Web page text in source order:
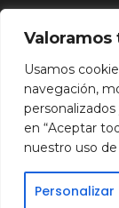
Usamos
navegación,
en “Aceptar
nuestro uso de
Personalizar
Quiénes
Aviso Legal.